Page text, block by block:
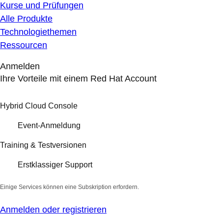
Kurse und Prüfungen
Alle Produkte
Technologiethemen
Ressourcen
Anmelden
Ihre Vorteile mit einem Red Hat Account
Hybrid Cloud Console
Event-Anmeldung
Training & Testversionen
Erstklassiger Support
Einige Services können eine Subskription erfordern.
Anmelden oder registrieren